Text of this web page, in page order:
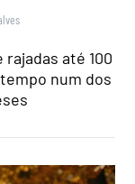
até 100
num dos